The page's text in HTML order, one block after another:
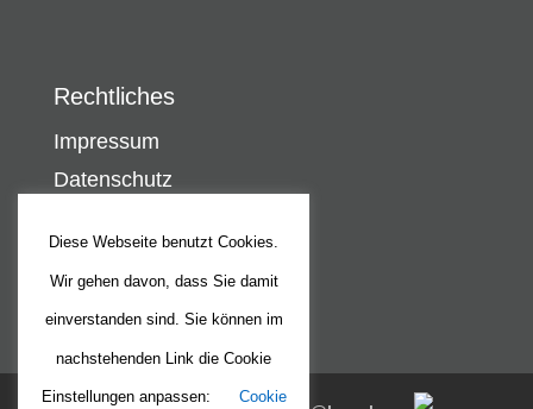
Rechtliches
Impressum
Datenschutz
Diese Webseite benutzt Cookies.
Wir gehen davon, dass Sie damit
einverstanden sind. Sie können im
nachstehenden Link die Cookie
Einstellungen anpassen: Cookie